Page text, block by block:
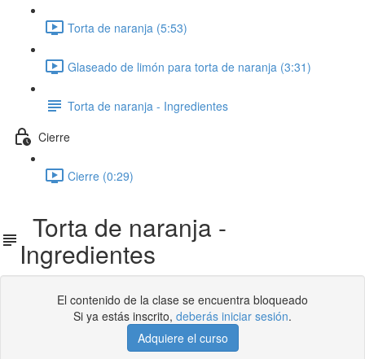
Torta de naranja (5:53)
Glaseado de limón para torta de naranja (3:31)
Torta de naranja - Ingredientes
Cierre
Cierre (0:29)
Torta de naranja -
Ingredientes
El contenido de la clase se encuentra bloqueado
Si ya estás inscrito, deberás iniciar sesión.
Adquiere el curso